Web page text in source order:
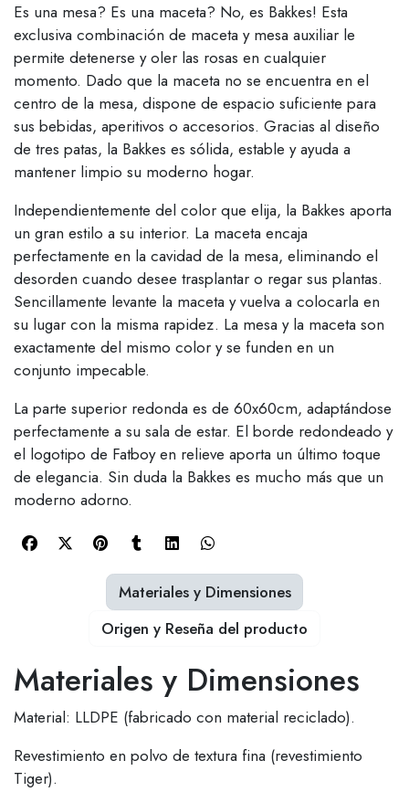
Es una mesa? Es una maceta? No, es Bakkes! Esta
exclusiva combinación de maceta y mesa auxiliar le
permite detenerse y oler las rosas en cualquier
momento. Dado que la maceta no se encuentra en el
centro de la mesa, dispone de espacio suficiente para
sus bebidas, aperitivos o accesorios. Gracias al diseño
de tres patas, la Bakkes es sólida, estable y ayuda a
mantener limpio su moderno hogar.
Independientemente del color que elija, la Bakkes aporta
un gran estilo a su interior. La maceta encaja
perfectamente en la cavidad de la mesa, eliminando el
desorden cuando desee trasplantar o regar sus plantas.
Sencillamente levante la maceta y vuelva a colocarla en
su lugar con la misma rapidez. La mesa y la maceta son
exactamente del mismo color y se funden en un
conjunto impecable.
La parte superior redonda es de 60x60cm, adaptándose
perfectamente a su sala de estar. El borde redondeado y
el logotipo de Fatboy en relieve aporta un último toque
de elegancia. Sin duda la Bakkes es mucho más que un
moderno adorno.
Materiales y Dimensiones
Material: LLDPE (fabricado con material reciclado).
Revestimiento en polvo de textura fina (revestimiento
Tiger).
Materiales y Dimensiones
Origen y Reseña del producto